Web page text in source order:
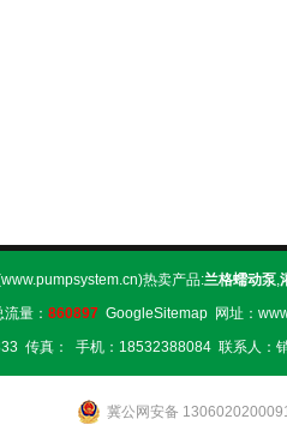
热卖产品:兰格蠕动泵,
量： 860897 GoogleSitemap 网址：
传真： 手机：18532388084 联系人：
冀公网安备